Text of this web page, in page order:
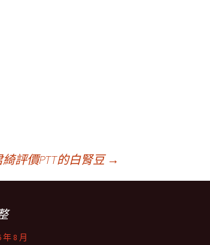
評價PTT的白腎豆 →
年 8 月